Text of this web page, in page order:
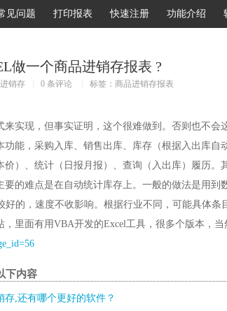
见问题 打印报表 快速注册 功能介绍
做一个商品进销存报表 ?
进销存 0 条评论 标签： 商品进销存报表
来实现，但事实证明，这个很难做到。否则也不会
功能，采购入库、销售出库、库存（根据入出库自
价）、统计（日报月报）、查询（入出库）履历。
要的难点是在自动统计库存上。一般的做法是用到
好的，速度不收影响。根据行业不同，可能具体条
，里面有用VBA开发的Excel工具，很多个版本，当
下内容
存,还有哪个更好的软件？